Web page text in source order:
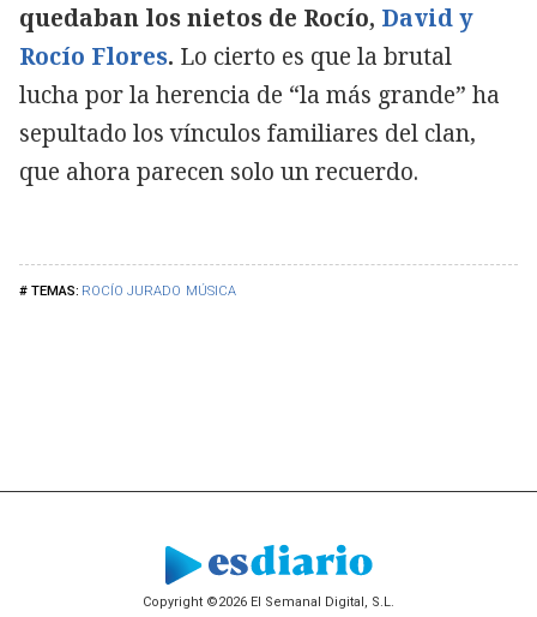
ROCÍO JURADO MÚSICA
quedaban los nietos de Rocío, David y
Rocío Flores. Lo cierto es que la brutal
lucha por la herencia de “la más grande” ha
sepultado los vínculos familiares del clan,
que ahora parecen solo un recuerdo.
Copyright ©2026 El Semanal Digital, S.L.